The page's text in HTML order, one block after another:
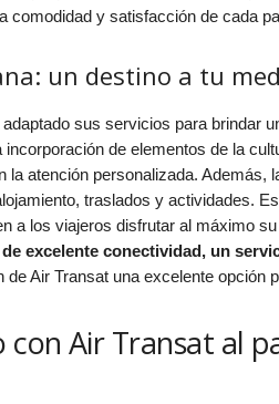
comodidad y satisfacción de cada
un destino a tu
sus servicios para brindar
incorporación de elementos de la
la atención personalizada. Además,
traslados y actividades.
a los viajeros disfrutar al máximo
excelente conectividad, un
Air Transat una excelente opción
con Air Transat al